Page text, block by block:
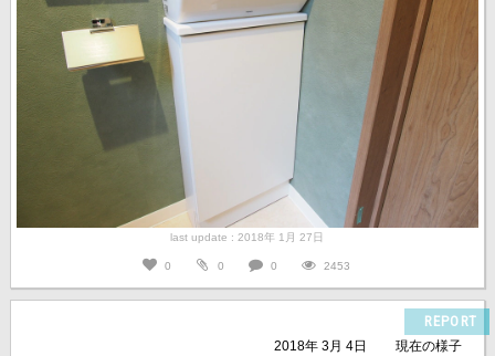
last update : 2018年 1月 27日
0 0 0 2453
REPORT
2018年 3月 4日
現在の様子